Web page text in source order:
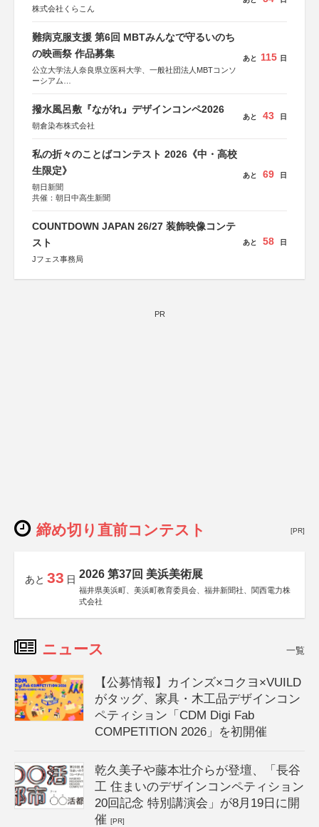
株式会社くらこん
難病克服支援 第6回 MBTみんなで守るいのち
の映画祭 作品募集
公立大学法人奈良県立医科大学、一般社団法人MBTコンソ
ーシアム
後援：厚生労働省
文部科学省
関西経済連合会
「“よい仕事おこし”フェア」実行委員会
関西文化学術研究都市推進機構
東京難病団体連絡協議会
あと 115 日
撥水風呂敷『ながれ』デザインコンペ2026
朝倉染布株式会社
あと 43 日
私の折々のことばコンテスト 2026《中・高校
生限定》
朝日新聞
共催：朝日中高生新聞
あと 69 日
COUNTDOWN JAPAN 26/27 装飾映像コンテ
スト
Jフェス事務局
あと 58 日
PR
締め切り直前コンテスト [PR]
あと 33 日 2026 第37回 美浜美術展
福井県美浜町、美浜町教育委員会、福井新聞社、関西電力株
式会社
ニュース 一覧
【公募情報】カインズ×コクヨ×VUILD
がタッグ、家具・木工品デザインコン
ペティション「CDM Digi Fab
COMPETITION 2026」を初開催
乾久美子や藤本壮介らが登壇、「長谷
工 住まいのデザインコンペティション
20回記念 特別講演会」が8月19日に開
催[PR]